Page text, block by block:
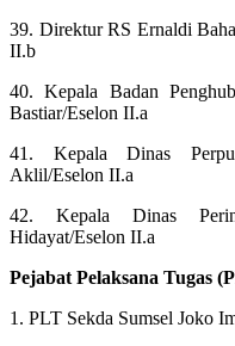
39. Direktur RS Ernaldi
II.b
40. Kepala Badan
Bastiar/Eselon II.a
41. Kepala Dinas
Aklil/Eselon II.a
42. Kepala Dinas
Hidayat/Eselon II.a
Pejabat Pelaksana Tugas
1. PLT Sekda Sumsel Joko